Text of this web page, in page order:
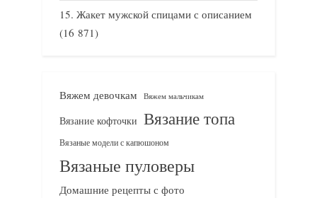
Жакет мужской спицами с описанием
(16 871)
Вяжем девочкам Вяжем мальчикам
Вязание кофточки Вязание топа
Вязаные модели с капюшоном
Вязаные пуловеры
Домашние рецепты с фото